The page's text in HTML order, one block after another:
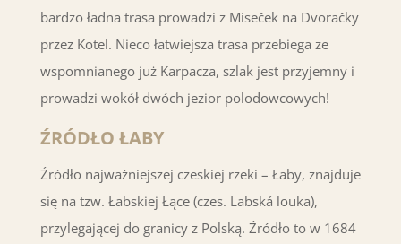
bardzo ładna trasa prowadzi z Míseček na Dvoračky
przez Kotel. Nieco łatwiejsza trasa przebiega ze
wspomnianego już Karpacza, szlak jest przyjemny i
prowadzi wokół dwóch jezior polodowcowych!
ŹRÓDŁO ŁABY
Źródło najważniejszej czeskiej rzeki – Łaby, znajduje
się na tzw. Łabskiej Łące (czes. Labská louka),
przylegającej do granicy z Polską. Źródło to w 1684